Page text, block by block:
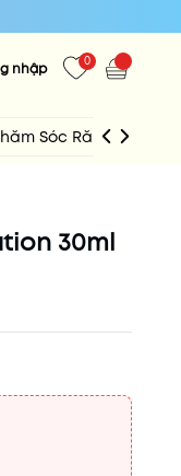
nhập 0
Sóc Răng Miệng
30ml